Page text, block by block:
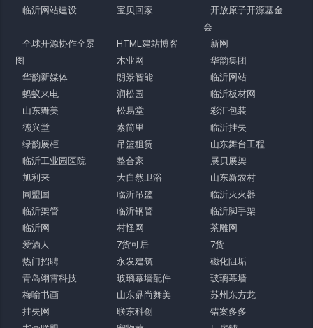
临沂网站建设
宝贝回家
开放原子开源基金
会
全球开源协作全景
图
HTML建站博客
新网
木业网
华韵集团
华韵新媒体
朗景智能
临沂网站
蚂蚁来电
润松园
临沂板材网
山东舞美
松易堂
彩汇包装
德兴堂
素简里
临沂挂失
绿韵展柜
吊篮租赁
山东舞台工程
临沂工业园医院
整合家
展贝展架
旭利来
大自然卫浴
山东新农村
同盟国
临沂吊篮
临沂灭火器
临沂架管
临沂钢管
临沂脚手架
临沂网
村怪网
茶雕网
爱酒人
7货可居
7货
热门招聘
永发建筑
磁化阻垢
青岛翊霄科技
玻璃幕墙配件
玻璃幕墙
梅喻书画
山东鼎尚舞美
苏州东方龙
挂失网
联东科创
错案多多